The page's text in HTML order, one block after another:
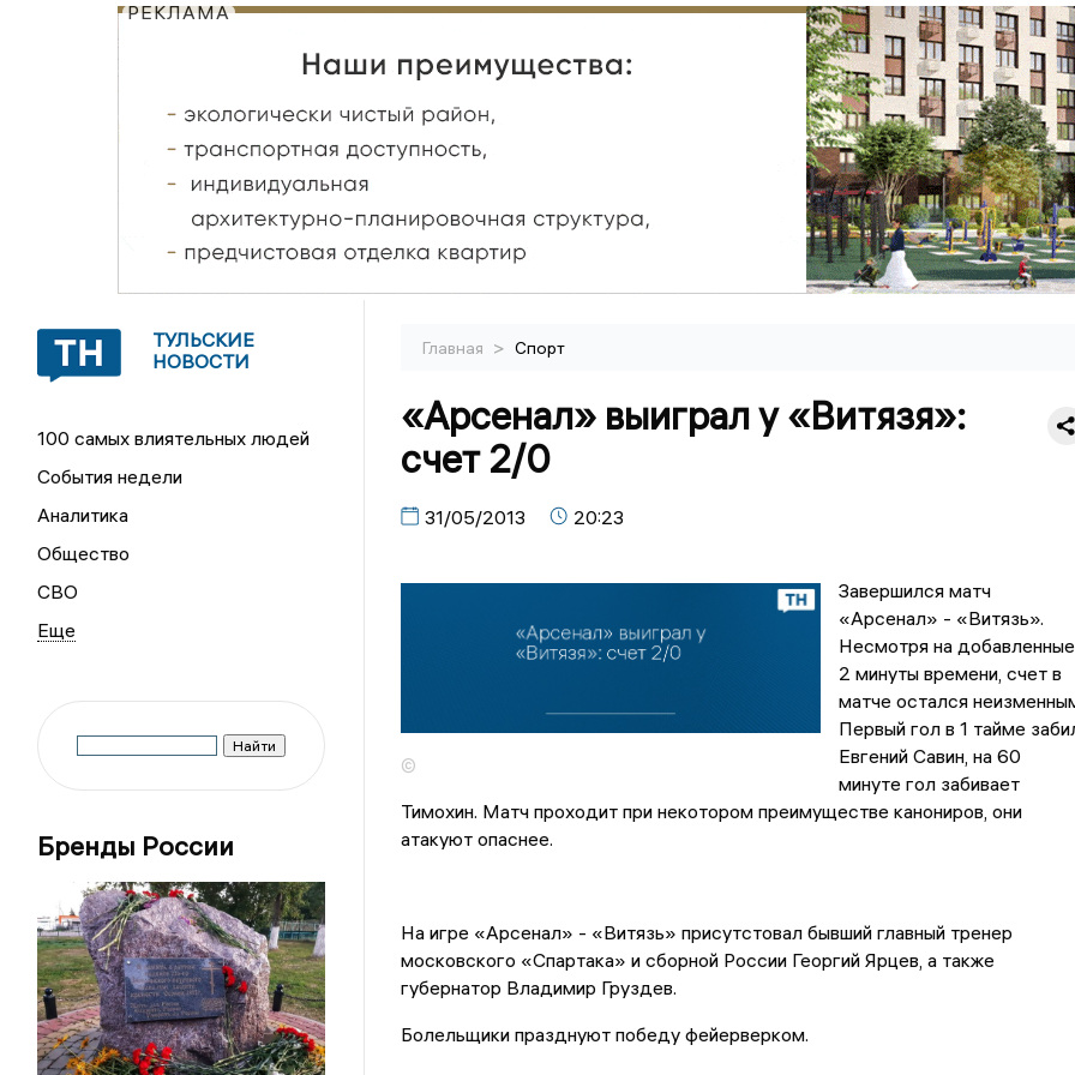
РЕКЛАМА
ТУЛЬСКИЕ
НОВОСТИ
100 самых влиятельных людей
События недели
Аналитика
Общество
СВО
Бренды России
Главная > Спорт
«Арсенал» выиграл у «Витязя»:
счет 2/0
31/05/2013 20:23
©
Завершился матч
«Арсенал» - «Витязь».
Несмотря на добавленные
2 минуты времени, счет в
матче остался
Первый гол в 1 тайме
Евгений Савин, на 60
минуте гол забивает
Тимохин. Матч проходит при некотором преимуществе канониров, они
атакуют опаснее.
На игре «Арсенал» - «Витязь» присутстовал бывший главный тренер
московского «Спартака» и сборной России Георгий Ярцев, а также
губернатор Владимир Груздев.
Болельщики празднуют победу фейерверком.